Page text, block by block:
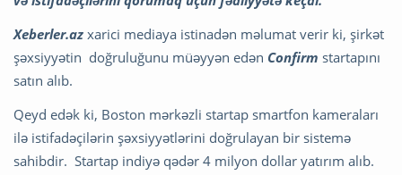
Xeberler.az xarici mediaya istinadən məlumat verir ki, şirkət
şəxsiyyətin doğruluğunu müəyyən edən Confirm startapını
satın alıb.
Qeyd edək ki, Boston mərkəzli startap smartfon kameraları
ilə istifadəçilərin şəxsiyyətlərini doğrulayan bir sistemə
sahibdir. Startap indiyə qədər 4 milyon dollar yatırım alıb.